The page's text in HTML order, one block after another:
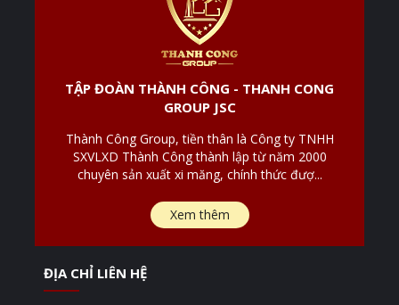
TẬP ĐOÀN THÀNH CÔNG - THANH CONG
GROUP JSC
Thành Công Group, tiền thân là Công ty TNHH
SXVLXD Thành Công thành lập từ năm 2000
chuyên sản xuất xi măng, chính thức đượ...
Xem thêm
ĐỊA CHỈ LIÊN HỆ